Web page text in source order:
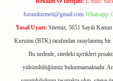
forumhizmeti@gmail.com Whatsapp:
Yasal Uyarı: Sitemiz, 5651 Sayılı
Kurumu (BTK) tarafından onaylanmış bir
Bu nedenle, sitedeki içerikleri
yükümlülüğümüz bulunmamaktadır.